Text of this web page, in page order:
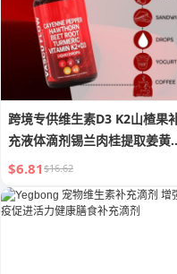
跨境专供维生素D3 K2山楂果
充液体滴剂锡兰肉桂提取姜黄
剂
$6.81$16.62